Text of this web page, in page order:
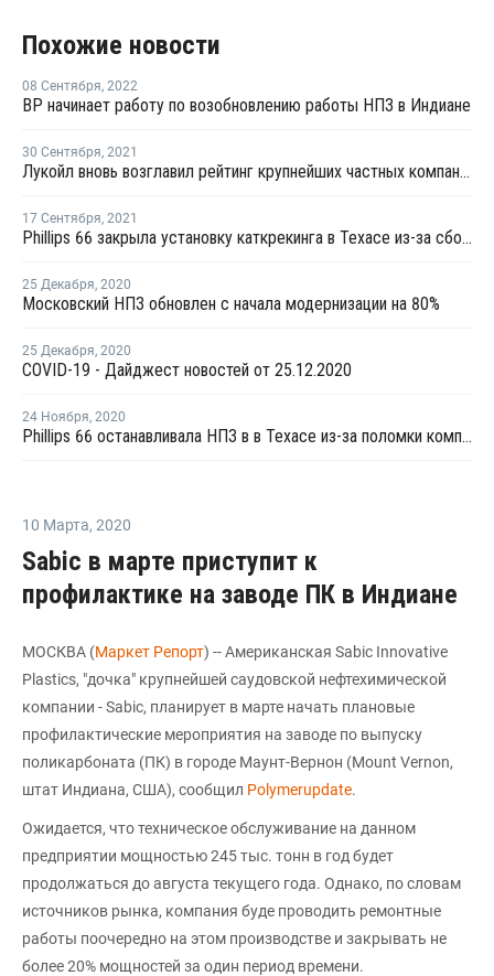
Похожие новости
08 Сентября, 2022
BP начинает работу по возобновлению работы НПЗ в Индиане
30 Сентября, 2021
Лукойл вновь возглавил рейтинг крупнейших частных компаний России
17 Сентября, 2021
Phillips 66 закрыла установку каткрекинга в Техасе из-за сбоя в электросети
25 Декабря, 2020
Московский НПЗ обновлен с начала модернизации на 80%
25 Декабря, 2020
COVID-19 - Дайджест новостей от 25.12.2020
24 Ноября, 2020
Phillips 66 останавливала НПЗ в в Техасе из-за поломки компрессора
10 Марта, 2020
Sabic в марте приступит к
профилактике на заводе ПК в Индиане
МОСКВА (Маркет Репорт) -- Американская Sabic Innovative
Plastics, "дочка" крупнейшей саудовской нефтехимической
компании - Sabic, планирует в марте начать плановые
профилактические мероприятия на заводе по выпуску
поликарбоната (ПК) в городе Маунт-Вернон (Mount Vernon,
штат Индиана, США), сообщил Polymerupdate.
Ожидается, что техническое обслуживание на данном
предприятии мощностью 245 тыс. тонн в год будет
продолжаться до августа текущего года. Однако, по словам
источников рынка, компания буде проводить ремонтные
работы поочередно на этом производстве и закрывать не
более 20% мощностей за один период времени.